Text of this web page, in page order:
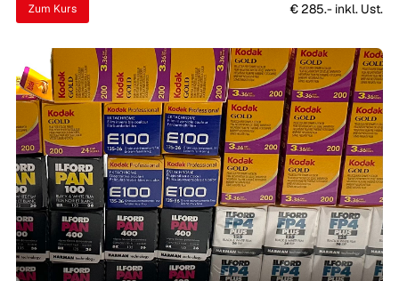
Zum Kurs € 285.- inkl. Ust.